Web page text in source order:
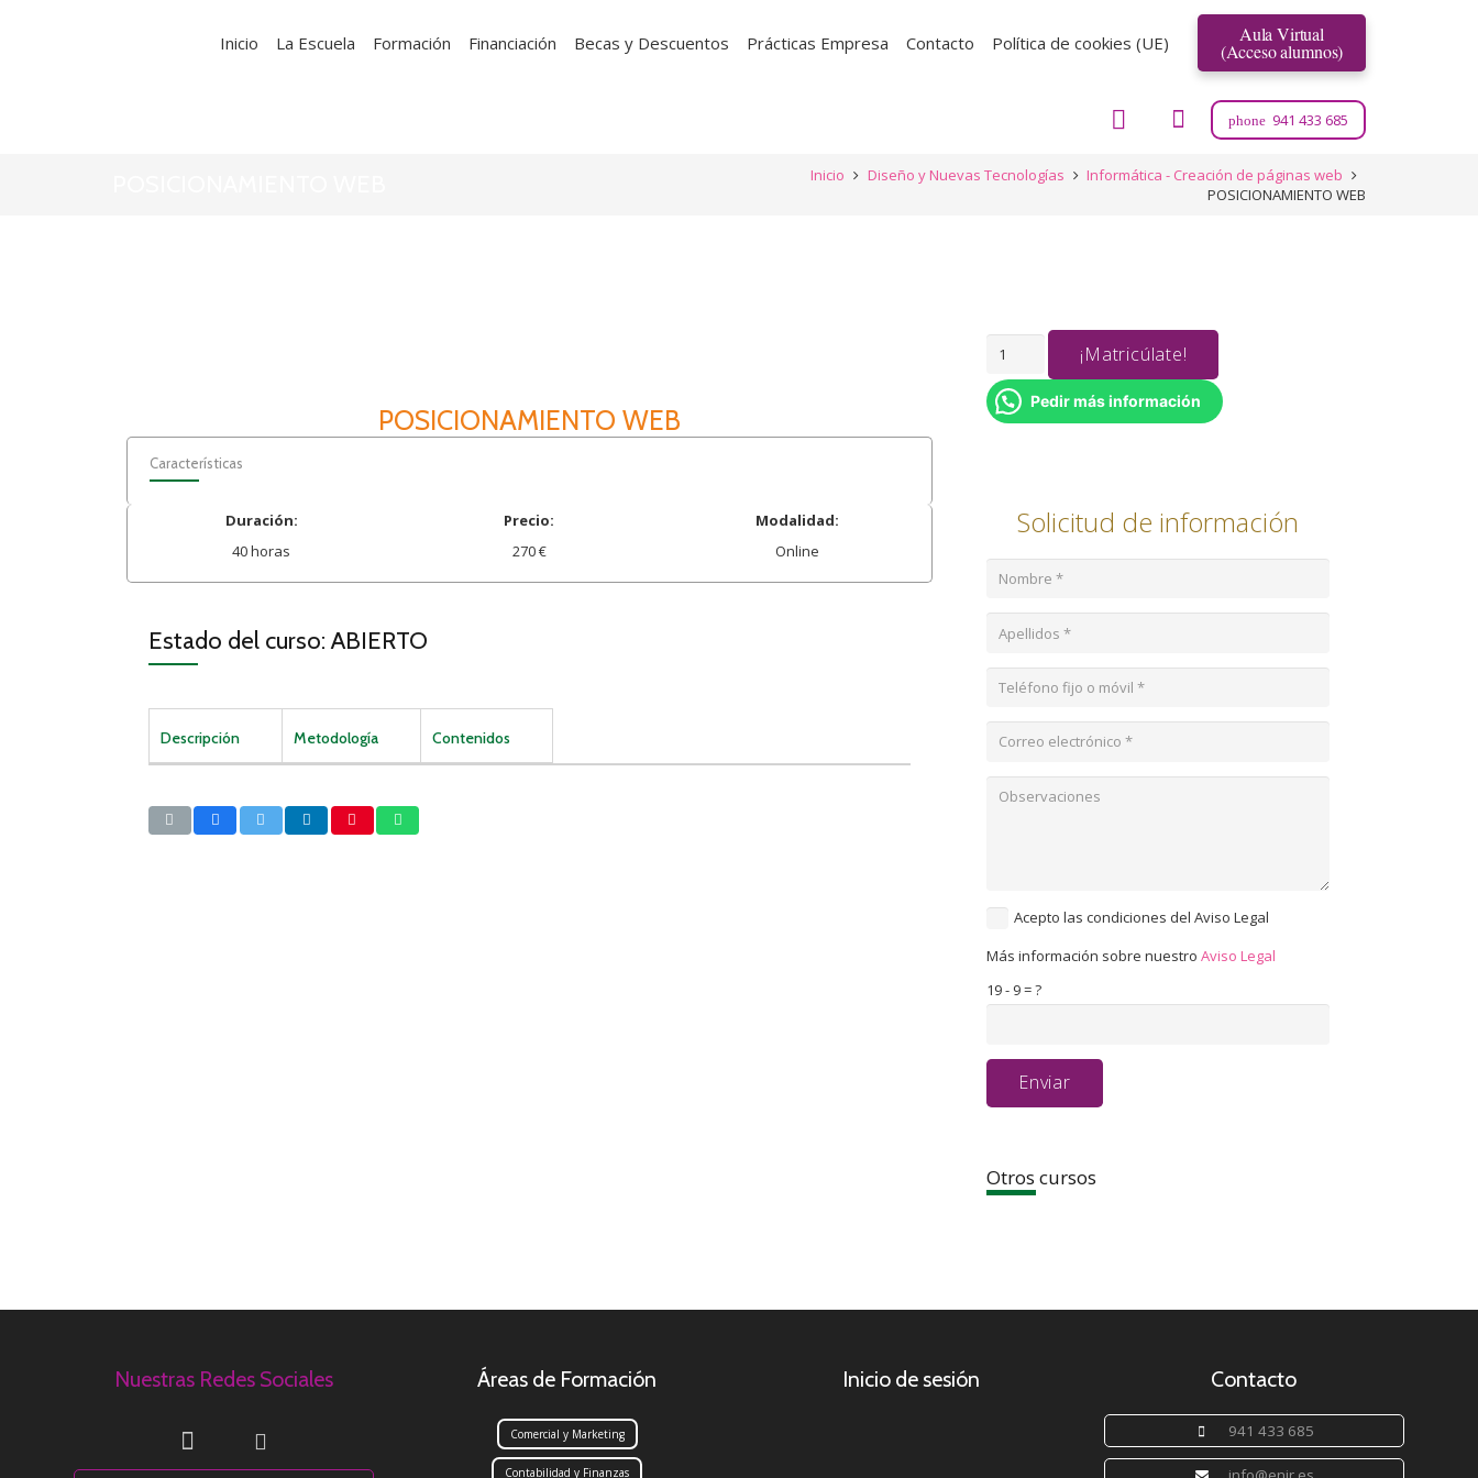
Inicio La Escuela Formación Financiación Becas y Descuentos Prácticas Empresa Contacto Política de cookies (UE) Aula Virtual
(Acceso alumnos)
phone 941 433 685
Inicio Diseño y Nuevas Tecnologías
Informática - Creación de páginas web
POSICIONAMIENTO WEB
POSICIONAMIENTO WEB
Características
Duración:
40 horas
Precio:
270 €
Modalidad:
Online
Estado del curso: ABIERTO
Descripción Metodología Contenidos
POSICIONAMIENTO
WEB
cantidad
¡Matricúlate!
Pedir más información
Solicitud de información
Acepto las condiciones del Aviso Legal
Más información sobre nuestroAviso Legal
19 - 9 = ?
Enviar
Otros cursos
Nuestras Redes Sociales Áreas de Formación
Comercial y Marketing
Contabilidad y Finanzas
Inicio de sesión Contacto
941 433 685